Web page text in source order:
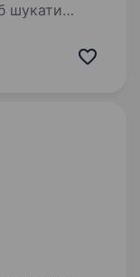
шукати
та офіси